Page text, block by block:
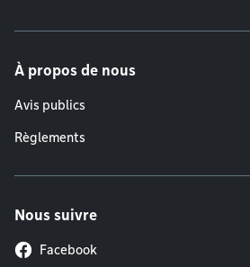
À propos de nous
Avis publics
Règlements
Nous suivre
Facebook